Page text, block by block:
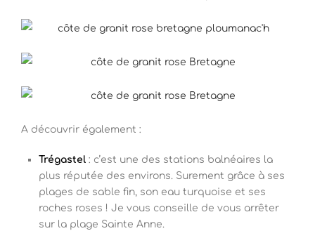
A découvrir également :
Trégastel : c’est une des stations balnéaires la
plus réputée des environs. Surement grâce à ses
plages de sable fin, son eau turquoise et ses
roches roses ! Je vous conseille de vous arrêter
sur la plage Sainte Anne.